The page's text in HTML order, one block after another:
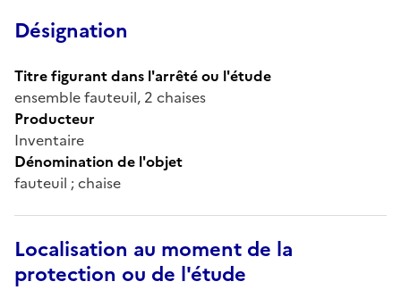
Désignation
Titre figurant dans l'arrêté ou l'étude
ensemble fauteuil, 2 chaises
Producteur
Inventaire
Dénomination de l'objet
fauteuil ; chaise
Localisation au moment de la
protection ou de l'étude